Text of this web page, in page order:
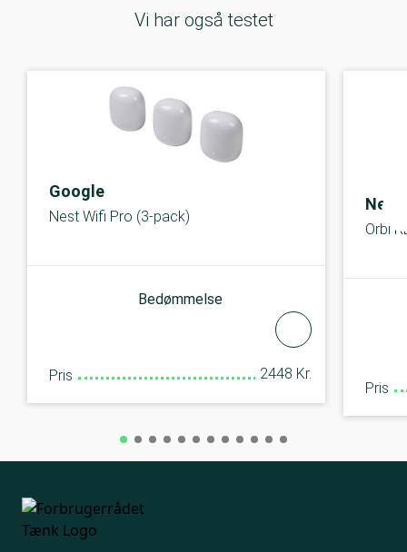
Vi har også testet
Google
Nest Wifi Pro (3-pack)
Bedømmelse
Pris 2448 Kr.
Orbi
Pris